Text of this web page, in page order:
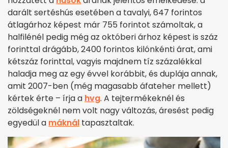
darált sertéshús esetében a tavalyi, 647 forintos
átlagárhoz képest már 755 forintot számoltak, a
halfilénél pedig még az októberi árhoz képest is száz
forinttal drágább, 2400 forintos kilónkénti árat, ami
kétszáz forinttal, vagyis majdnem tíz százalékkal
haladja meg az egy évvel korábbit, és duplája annak,
amit 2007-ben (még magasabb áfateher mellett)
kértek érte – írja a hvg. A tejtermékeknél és
zöldségeknél nem volt nagy változás, áresést pedig
egyedül a máknál tapasztaltak.